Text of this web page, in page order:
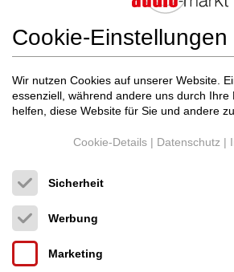
Alle Länder
PLZ
Inserate des Benutzers
Filter zurücksetzen
Cookie-Einstellungen
Wir nutzen Cookies auf unserer Website.
essenziell, während andere uns durch Ihre
helfen, diese Website für Sie und andere
Cookie-Details | Datenschutz |
Sicherheit
Werbung
Marketing